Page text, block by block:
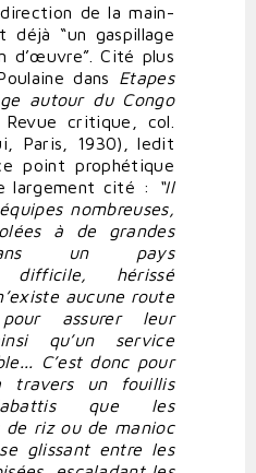
de la main-
déjà “un gaspillage
d’œuvre”. Cité plus
dans Etapes
autour du Congo
critique, col.
Paris, 1930), ledit
point prophétique
largement cité :
“Il
nombreuses,
à de grandes
un pays
difficile, hérissé
aucune route
assurer leur
qu’un service
C’est donc pour
travers un fouillis
que les
de riz ou de manioc
glissant entre les